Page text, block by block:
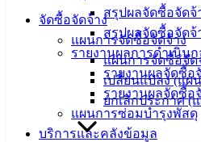
สรุปผลจัดซื้อจัดจ้
สรุปผลจัดซื้อจัดจ้
รายงานผลการดำเนิน
รายงานผลจัดซื้อ
รายงานผลจัดซื้อ
แผนการซ่อมบำรุงพัสดุ
บริการและคลังข้อมูล
จัดซื้อจัดจ้าง
แผนการจัดซื้อจัดจ้าง
แผนการจัดซื้อจัด
เปลี่ยนแปลง (แผ
ยกเลิกประกาศ (
ดาวน์โหลด
แบบ
คู่มือ
สำหรับ